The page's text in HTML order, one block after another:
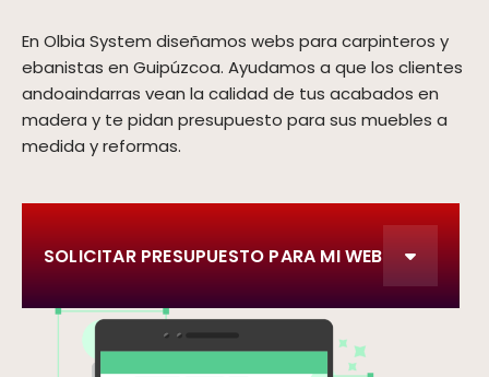
En Olbia System diseñamos webs para carpinteros y
ebanistas en Guipúzcoa. Ayudamos a que los clientes
andoaindarras vean la calidad de tus acabados en
madera y te pidan presupuesto para sus muebles a
medida y reformas.
SOLICITAR PRESUPUESTO PARA MI WEB